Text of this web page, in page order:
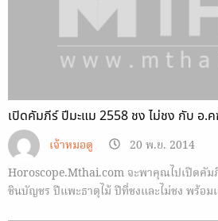
เปิดคัมภีร์ ปีมะแม 2558 ชง ไม่ชง กับ อ.
เจ้าหมอดู
20 พ.ย. 2014
Horoscope.Mthai.com จะพาคุณไปเปิดคั
ชินบัญชร ปีแพะธาตุไม้ ปีที่ชงและไม่ชง พร้อม